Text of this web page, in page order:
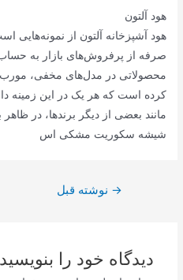
هود آلتون
هود آشپزخانه آلتون از
صرفه از پرفروش‌های بازار به
محصولاتی در مدل‌های مخفی،
کرده است که هر یک در این زمینه
مانند بعضی از دیگر برندها، در
شیشه سکوریت مشکی اس
راهبری→ نوشته قبل
دیدگاه‌ خود را بنویسید